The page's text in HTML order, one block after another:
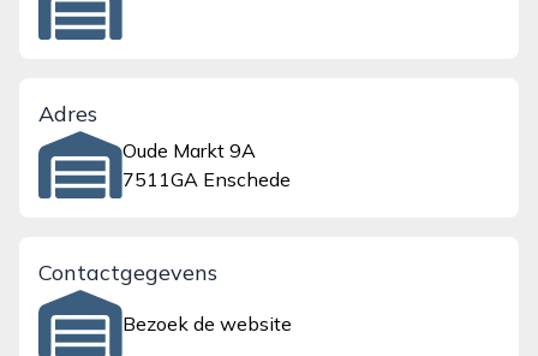
Adres
Oude Markt 9A
7511GA Enschede
Contactgegevens
Bezoek de website